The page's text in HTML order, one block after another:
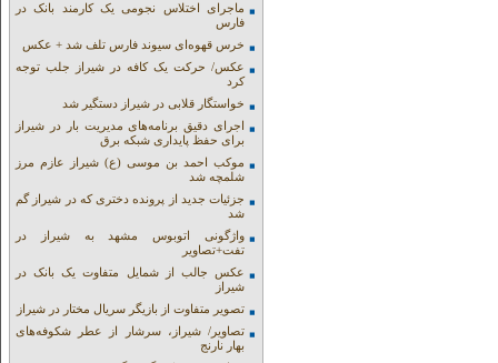
ماجرای اختلاس نجومی یک کارمند بانک در
فارس
خرس قهوه‌ای سیوند فارس تلف شد + عکس
عکس/ حرکت یک کافه در شیراز جلب توجه
کرد
خواستگار قلابی در شیراز دستگیر شد
اجرای دقیق برنامه‌های مدیریت بار در شیراز
برای حفظ پایداری شبکه برق
موکب احمد بن موسی (ع) شیراز عازم مرز
شلمچه شد
جزئیات جدید از پرونده دختری که در شیراز گم
شد
واژگونی اتوبوس مشهد به شیراز در
تفت+تصاویر
عکس جالب از شمایل متفاوت یک بانک در
شیراز
تصویر متفاوت از بازیگر سریال مختار در شیراز
تصاویر/ شیراز، سرشار از عطر شکوفه‌های
بهار نارنج